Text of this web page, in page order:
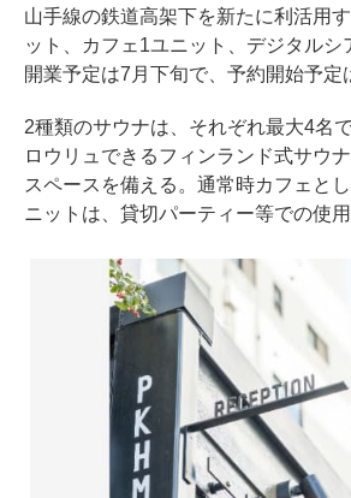
山手線の鉄道高架下を新たに利活用
ット、カフェ1ユニット、デジタルシ
開業予定は7月下旬で、予約開始予定
2種類のサウナは、それぞれ最大4名
ロウリュできるフィンランド式サウ
スペースを備える。通常時カフェと
ニットは、貸切パーティー等での使用